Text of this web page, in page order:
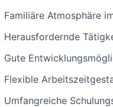
Familiäre Atmosphäre
Herausfordernde
Gute
Flexible
Umfangreiche